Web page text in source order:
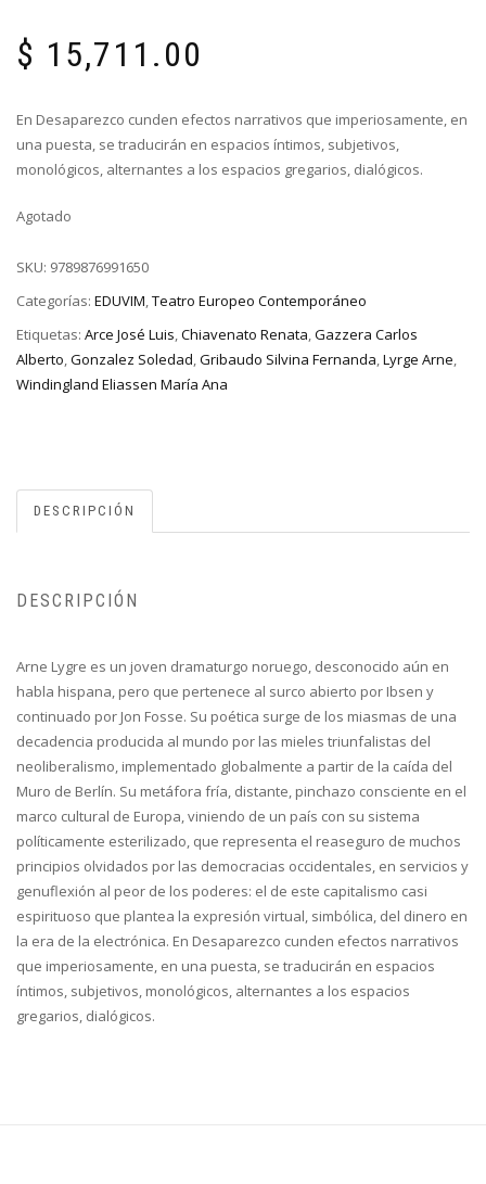
$ 15,711.00
En Desaparezco cunden efectos narrativos que imperiosamente, en
una puesta, se traducirán en espacios íntimos, subjetivos,
monológicos, alternantes a los espacios gregarios, dialógicos.
Agotado
SKU: 9789876991650
Categorías: EDUVIM,Teatro Europeo Contemporáneo
Etiquetas: Arce José Luis Chiavenato Renata Gazzera Carlos
Alberto Gonzalez Soledad Gribaudo Silvina Fernanda Lyrge Arne
Windingland Eliassen María Ana
DESCRIPCIÓN
DESCRIPCIÓN
Arne Lygre es un joven dramaturgo noruego, desconocido aún en
habla hispana, pero que pertenece al surco abierto por Ibsen y
continuado por Jon Fosse. Su poética surge de los miasmas de una
decadencia producida al mundo por las mieles triunfalistas del
neoliberalismo, implementado globalmente a partir de la caída del
Muro de Berlín. Su metáfora fría, distante, pinchazo consciente en el
marco cultural de Europa, viniendo de un país con su sistema
políticamente esterilizado, que representa el reaseguro de muchos
principios olvidados por las democracias occidentales, en servicios y
genuflexión al peor de los poderes: el de este capitalismo casi
espirituoso que plantea la expresión virtual, simbólica, del dinero en
la era de la electrónica. En Desaparezco cunden efectos narrativos
que imperiosamente, en una puesta, se traducirán en espacios
íntimos, subjetivos, monológicos, alternantes a los espacios
gregarios, dialógicos.